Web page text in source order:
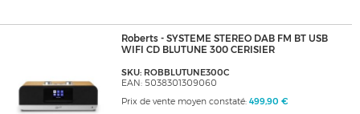
Roberts - SYSTEME STEREO DAB FM BT USB
WIFI CD BLUTUNE 300 CERISIER
SKU: ROBBLUTUNE300C
EAN: 5038301309060
Prix de vente moyen constaté: 499,90 €